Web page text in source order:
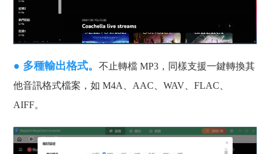
● 多種輸出格式。不止轉檔 MP3，同樣支援一鍵轉換其
他音訊格式檔案，如 M4A、AAC、WAV、FLAC、
AIFF。